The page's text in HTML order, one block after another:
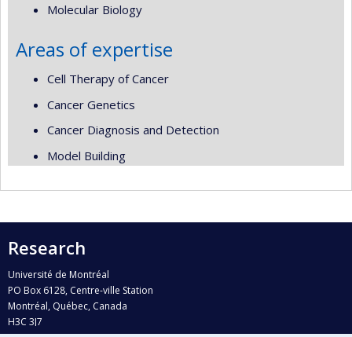
Molecular Biology
Areas of expertise
Cell Therapy of Cancer
Cancer Genetics
Cancer Diagnosis and Detection
Model Building
Research
Université de Montréal
PO Box 6128, Centre-ville Station
Montréal, Québec, Canada
H3C 3J7